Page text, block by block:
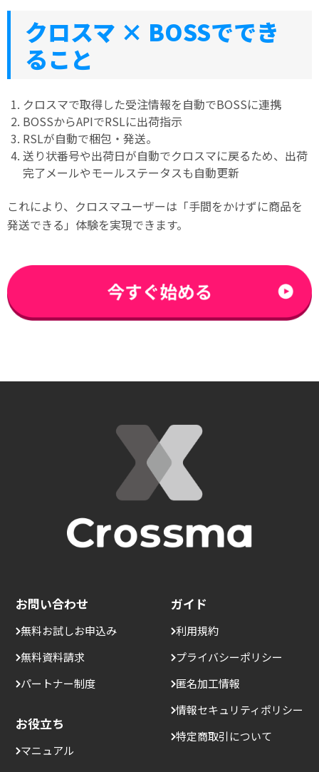
クロスマ × BOSSででき
ること
クロスマで取得した受注情報を自動でBOSSに連携
BOSSからAPIでRSLに出荷指示
RSLが自動で梱包・発送。
送り状番号や出荷日が自動でクロスマに戻るため、出荷
完了メールやモールステータスも自動更新
これにより、クロスマユーザーは「手間をかけずに商品を
発送できる」体験を実現できます。
お問い合わせ
無料お試しお申込み
無料資料請求
パートナー制度
お役立ち
マニュアル
ガイド
利用規約
プライバシーポリシー
匿名加工情報
情報セキュリティポリシー
特定商取引について